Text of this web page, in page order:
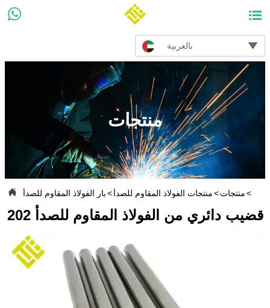
 
بالعربية 
منتجات
 >منتجات>منتجات الفولاذ المقاوم للصدأ>بار الفولاذ المقاوم للصدأ
202 قضيب دائري من الفولاذ المقاوم للصدأ